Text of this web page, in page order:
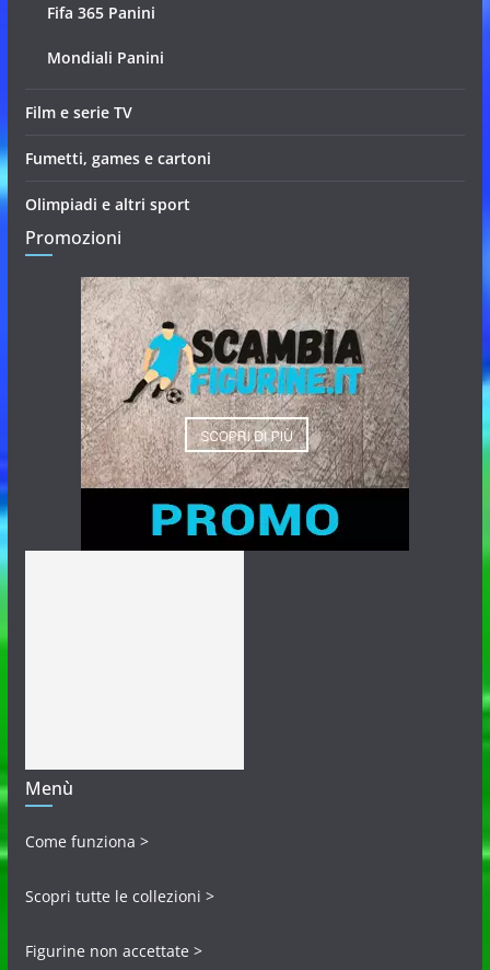
Fifa 365 Panini
Mondiali Panini
Film e serie TV
Fumetti, games e cartoni
Olimpiadi e altri sport
Promozioni
Menù
Come funziona >
Scopri tutte le collezioni >
Figurine non accettate >